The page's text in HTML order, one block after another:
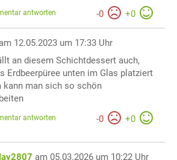
-0 +0
antworten
am 12.05.2023 um 17:33 Uhr
an diesem Schichtdessert auch,
Erdbeerpüree unten im Glas platziert
kann man sich so schön
-0 +0
antworten
am 05.03.2026 um 10:22 Uhr